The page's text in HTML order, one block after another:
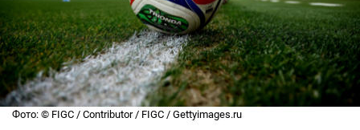
Фото: © FIGC / Contributor / FIGC / Gettyimages.ru